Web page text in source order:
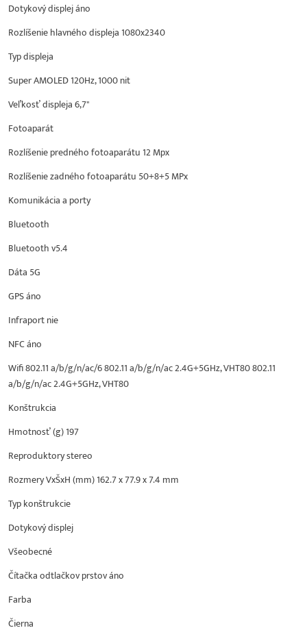
Dotykový displej áno
Rozlíšenie hlavného displeja 1080x2340
Typ displeja
Super AMOLED 120Hz, 1000 nit
Veľkosť displeja 6,7"
Fotoaparát
Rozlíšenie predného fotoaparátu 12 Mpx
Rozlíšenie zadného fotoaparátu 50+8+5 MPx
Komunikácia a porty
Bluetooth
Bluetooth v5.4
Dáta 5G
GPS áno
Infraport nie
NFC áno
Wifi 802.11 a/b/g/n/ac/6 802.11 a/b/g/n/ac 2.4G+5GHz, VHT80 802.11
a/b/g/n/ac 2.4G+5GHz, VHT80
Konštrukcia
Hmotnosť (g) 197
Reproduktory stereo
Rozmery VxŠxH (mm) 162.7 x 77.9 x 7.4 mm
Typ konštrukcie
Dotykový displej
Všeobecné
Čítačka odtlačkov prstov áno
Farba
Čierna